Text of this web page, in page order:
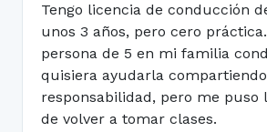
Tengo licencia de conducción
unos 3 años, pero cero
persona de 5 en mi familia
quisiera ayudarla
responsabilidad, pero me puso
de volver a tomar clases.